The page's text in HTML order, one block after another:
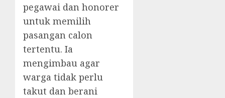
pegawai dan honorer
untuk memilih
pasangan calon
tertentu. Ia
mengimbau agar
warga tidak perlu
takut dan berani